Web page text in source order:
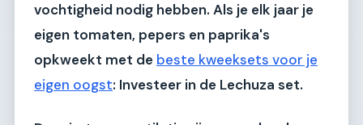
vochtigheid nodig hebben. Als je elk jaar je
eigen tomaten, pepers en paprika's
opkweekt met de beste kweeksets voor je
eigen oogst: Investeer in de Lechuza set.